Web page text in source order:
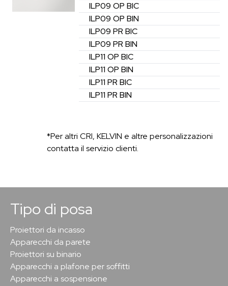
ILP09 OP BIC
ILP09 OP BIN
ILP09 PR BIC
ILP09 PR BIN
ILP11 OP BIC
ILP11 OP BIN
ILP11 PR BIC
ILP11 PR BIN
*Per altri CRI, KELVIN e altre personalizzazioni
contatta il servizio clienti.
Tipo di posa
Proiettori da incasso
Apparecchi da parete
Proiettori su binario
Apparecchi a plafone per soffitti
Apparecchi a sospensione